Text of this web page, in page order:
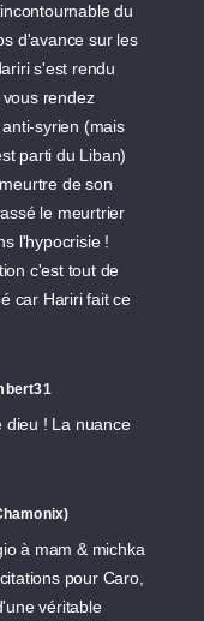
du
d'avance sur les
s'est rendu
rendez
syrien (mais
parti du Liban)
de son
le meurtrier
l'hypocrisie !
c'est tout de
car Hariri fait ce
dieu ! La nuance
à mam & michka
pour Caro,
véritable